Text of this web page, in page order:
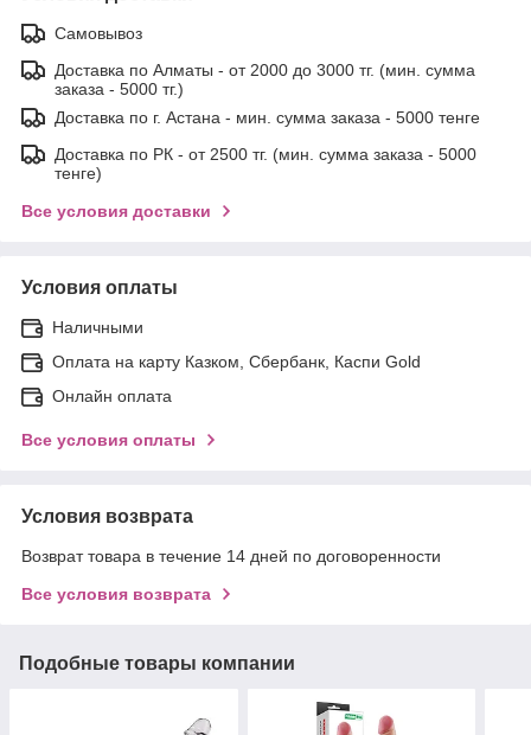
Самовывоз
Доставка по Алматы - от 2000 до 3000 тг. (мин. сумма
заказа - 5000 тг.)
Доставка по г. Астана - мин. сумма заказа - 5000 тенге
Доставка по РК - от 2500 тг. (мин. сумма заказа - 5000
тенге)
Все условия доставки
Условия оплаты
Наличными
Оплата на карту Казком, Сбербанк, Каспи Gold
Онлайн оплата
Все условия оплаты
Условия возврата
Возврат товара в течение 14 дней по договоренности
Все условия возврата
Подобные товары компании